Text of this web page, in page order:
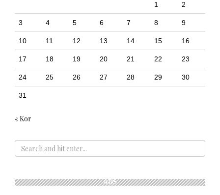
1 2
3 4 5 6 7 8 9
10 11 12 13 14 15 16
17 18 19 20 21 22 23
24 25 26 27 28 29 30
31
« Kor
ADS